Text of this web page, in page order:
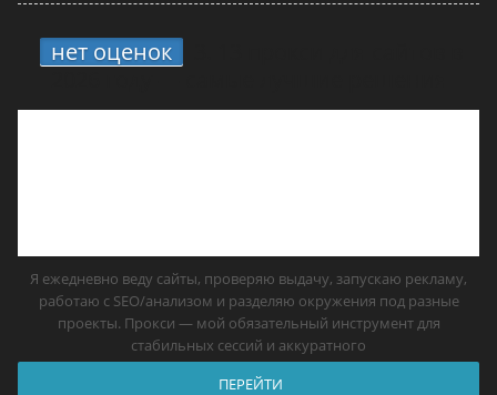
нет оценок
Я ежедневно веду сайты, проверяю выдачу, запускаю рекламу,
работаю с SEO/анализом и разделяю окружения под разные
проекты. Прокси — мой обязательный инструмент для
стабильных сессий и аккуратного
ПЕРЕЙТИ